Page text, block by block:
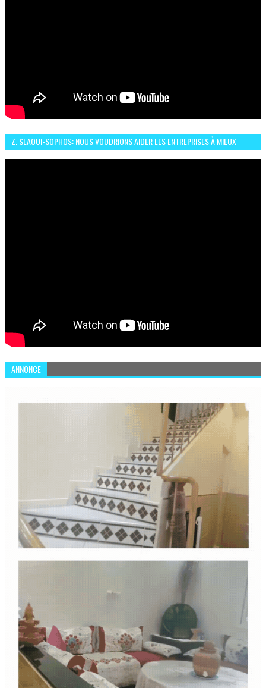
Z. SLAOUI-SOPHOS: NOUS VOUDRIONS AIDER LES ENTREPRISES À MIEUX
ANNONCE